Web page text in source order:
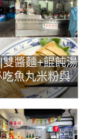
醬麵+餛飩湯
魚丸米粉與